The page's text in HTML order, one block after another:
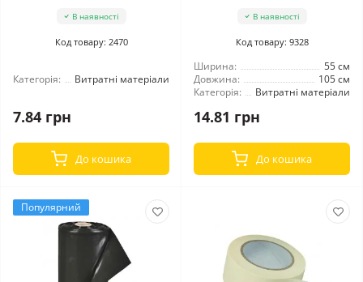
В наявності
Код товару: 2470
Категорія: Витратні матеріали
7.84 грн
До кошика
В наявності
Код товару: 9328
Ширина:
55 см
Довжина:
105 см
Категорія:
Витратні матеріали
14.81 грн
До кошика
Популярний